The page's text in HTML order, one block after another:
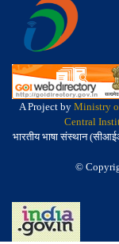
A Project by Ministry
Central
भारतीय भाषा संस्थान
©